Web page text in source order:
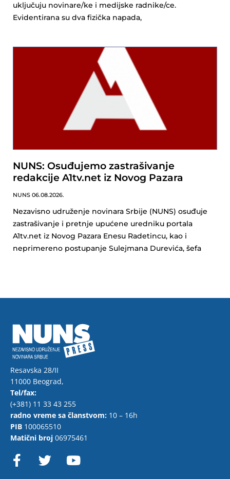
uključuju novinare/ke i medijske radnike/ce.
Evidentirana su dva fizička napada,
NUNS: Osuđujemo zastrašivanje
redakcije A1tv.net iz Novog Pazara
NUNS 06.08.2026.
Nezavisno udruženje novinara Srbije (NUNS) osuđuje
zastrašivanje i pretnje upućene uredniku portala
A1tv.net iz Novog Pazara Enesu Radetincu, kao i
neprimereno postupanje Sulejmana Durevića, šefa
Resavska 28/II
11000 Beograd,
Tel/fax:
(+381) 11 33 43 255
radno vreme sa članstvom: 10 – 16h
PIB 100065510
Matični broj 06975461
F
a w o